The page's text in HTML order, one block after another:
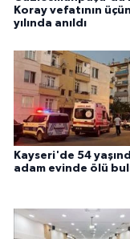
Koray vefatının
yılında anıldı
Kayseri'de 54
adam evinde ölü